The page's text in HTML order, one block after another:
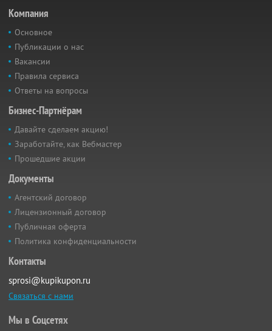
Компания
Основное
Публикации о нас
Вакансии
Правила сервиса
Ответы на вопросы
Бизнес-Партнёрам
Давайте сделаем акцию!
Заработайте, как Вебмастер
Прошедшие акции
Документы
Агентский договор
Лицензионный договор
Публичная оферта
Политика конфиденциальности
Контакты
sprosi@kupikupon.ru
Связаться с нами
Мы в Соцсетях